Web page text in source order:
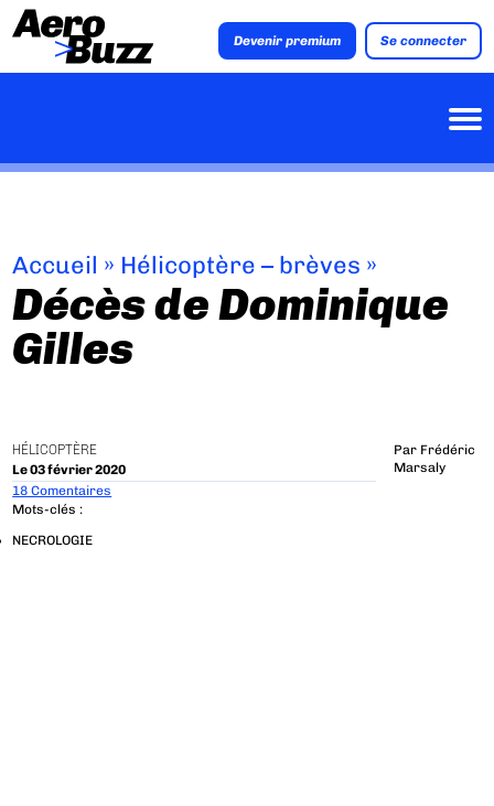
Devenir premium Se connecter
Accueil » Hélicoptère – brèves »
Décès de Dominique
Gilles
HÉLICOPTÈRE
Le 03 février 2020
Par Frédéric
Marsaly
18 Comentaires
Mots-clés :
NECROLOGIE